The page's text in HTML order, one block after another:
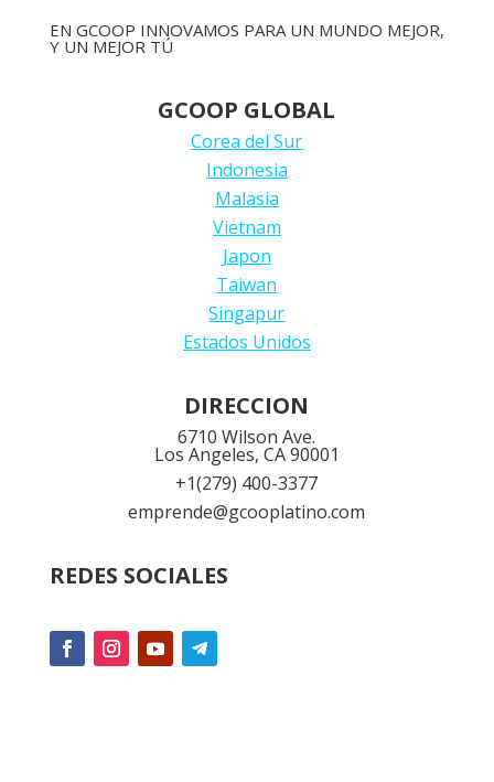
EN GCOOP INNOVAMOS PARA UN MUNDO MEJOR,
Y UN MEJOR TÚ
GCOOP GLOBAL
Corea del Sur
Indonesia
Malasia
Vietnam
Japon
Taiwan
Singapur
Estados Unidos
DIRECCION
6710 Wilson Ave.
Los Angeles, CA 90001
+1(279) 400-3377
emprende@gcooplatino.com
REDES SOCIALES